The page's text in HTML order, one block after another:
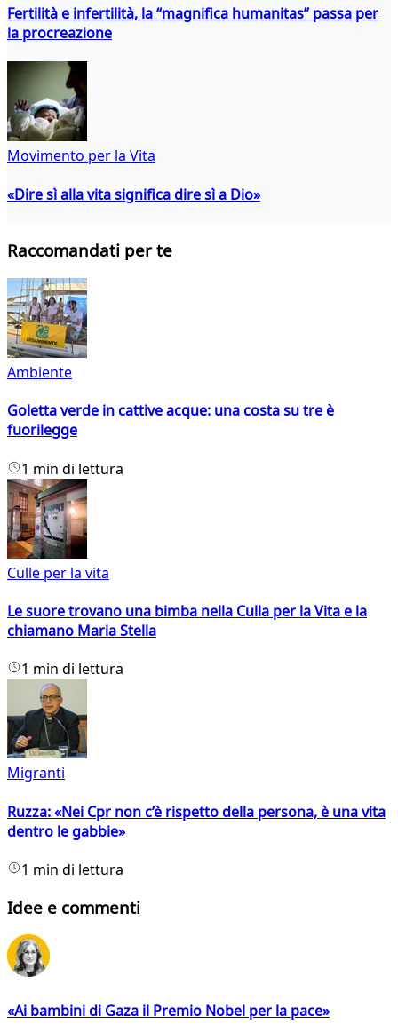
Fertilità e infertilità, la “magnifica humanitas” passa per
la procreazione
Movimento per la Vita
«Dire sì alla vita significa dire sì a Dio»
Raccomandati per te
Ambiente
Goletta verde in cattive acque: una costa su tre è
fuorilegge
1 min di lettura
Culle per la vita
Le suore trovano una bimba nella Culla per la Vita e la
chiamano Maria Stella
1 min di lettura
Migranti
Ruzza: «Nei Cpr non c’è rispetto della persona, è una vita
dentro le gabbie»
1 min di lettura
Idee e commenti
«Ai bambini di Gaza il Premio Nobel per la pace»